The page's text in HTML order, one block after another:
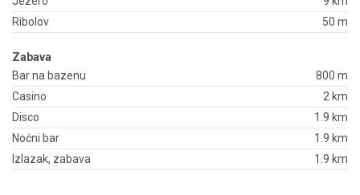
Ribolov
50 m
Zabava
Bar na bazenu
800 m
Casino
2 km
Disco
1.9 km
Noćni bar
1.9 km
Izlazak, zabava
1.9 km